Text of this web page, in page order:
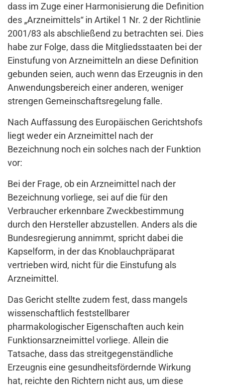
dass im Zuge einer Harmonisierung die Definition
des „Arzneimittels“ in Artikel 1 Nr. 2 der Richtlinie
2001/83 als abschließend zu betrachten sei. Dies
habe zur Folge, dass die Mitgliedsstaaten bei der
Einstufung von Arzneimitteln an diese Definition
gebunden seien, auch wenn das Erzeugnis in den
Anwendungsbereich einer anderen, weniger
strengen Gemeinschaftsregelung falle.
Nach Auffassung des Europäischen Gerichtshofs
liegt weder ein Arzneimittel nach der
Bezeichnung noch ein solches nach der Funktion
vor:
Bei der Frage, ob ein Arzneimittel nach der
Bezeichnung vorliege, sei auf die für den
Verbraucher erkennbare Zweckbestimmung
durch den Hersteller abzustellen. Anders als die
Bundesregierung annimmt, spricht dabei die
Kapselform, in der das Knoblauchpräparat
vertrieben wird, nicht für die Einstufung als
Arzneimittel.
Das Gericht stellte zudem fest, dass mangels
wissenschaftlich feststellbarer
pharmakologischer Eigenschaften auch kein
Funktionsarzneimittel vorliege. Allein die
Tatsache, dass das streitgegenständliche
Erzeugnis eine gesundheitsfördernde Wirkung
hat, reichte den Richtern nicht aus, um diese